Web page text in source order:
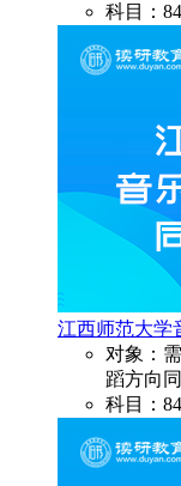
科目：
江西师范大学
对象：
蹈方向
科目：